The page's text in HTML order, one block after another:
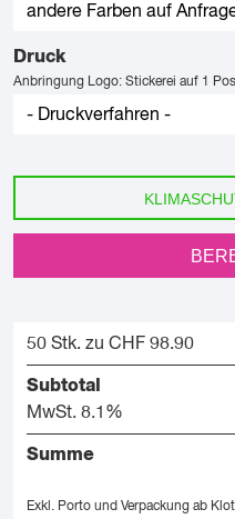
Druck
Anbringung Logo: Stickerei auf 1
50 Stk. zu CHF 98.90
Subtotal
MwSt. 8.1%
Summe
Exkl. Porto und Verpackung ab